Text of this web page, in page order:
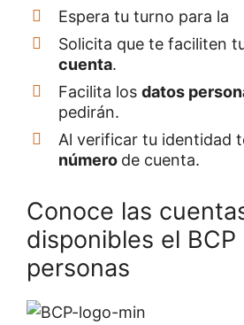
Espera tu turno para la
Solicita que te faciliten
cuenta.
Facilita los datos
pedirán.
Al verificar tu identidad
número de cuenta.
Conoce las
disponibles el BCP
personas